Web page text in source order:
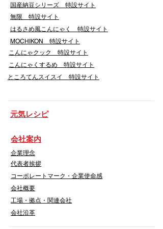
国産納豆シリーズ 特設サイト
無限 特設サイト
はるさめ風こんにゃく 特設サイト
​MOCHIKON 特設サイト
こんにゃクック 特設サイト
こんにゃくするめ 特設サイト
​ところてんスイスイ 特設サイト
​元気レシピ
会社案内
企業理念
代表者挨拶
コーポレートマーク・企業使命感
会社概要
工場・拠点・関連会社
会社沿革